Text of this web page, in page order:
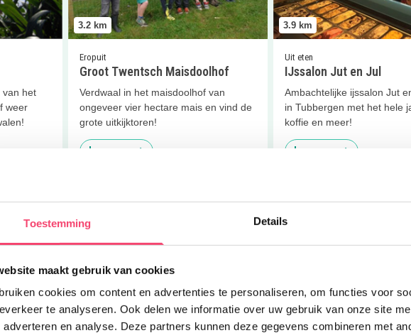
Toestemming Details
maakt gebruik van cookies
cookies om content en advertenties te personaliseren, om functies voor
te analyseren. Ook delen we informatie over uw gebruik van onze site
adverteren en analyse. Deze partners kunnen deze gegevens combineren met
van het
weer
3.2 km
Eropuit
Groot Twentsch Maisdoolhof
Verdwaal in het maisdoolhof van
ongeveer vier hectare mais en vind de
grote uitkijktoren!
Lees meer
3.9 km
Uit eten
IJssalon Jut en Jul
Ambachtelijke ijssalon Jut
in Tubbergen met het hele
koffie en meer!
Lees meer
km